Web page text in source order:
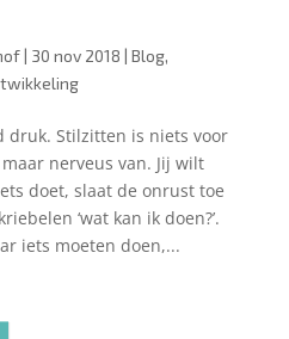
| 30 nov 2018 | Blog,
druk. Stilzitten is niets voor
nerveus van. Jij wilt
doet, slaat de onrust toe
‘wat kan ik doen?’.
iets moeten doen,...